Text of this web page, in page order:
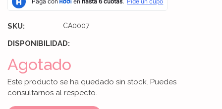
SKU: CA0007
DISPONIBILIDAD:
Agotado
Este producto se ha quedado sin stock. Puedes
consultarnos al respecto.